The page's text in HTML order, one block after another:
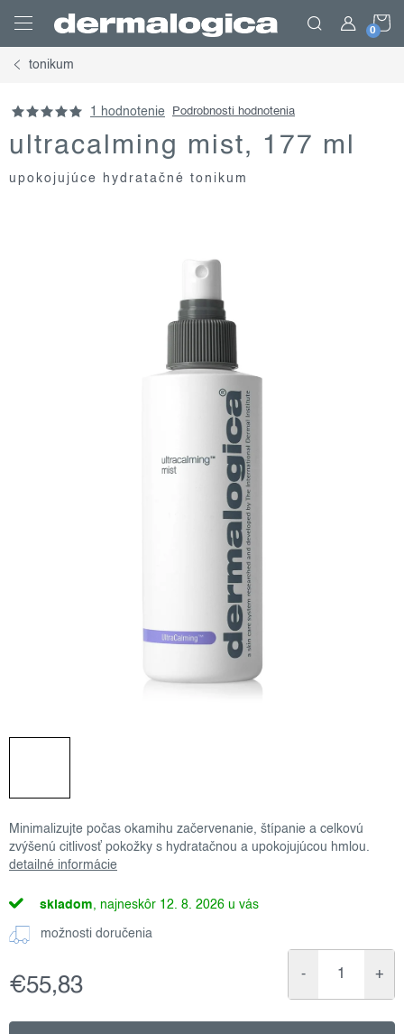
obsah
tonikum
1 hodnotenie Podrobnosti hodnotenia
ultracalming mist, 177 ml
upokojujúce hydratačné tonikum
Minimalizujte počas okamihu začervenanie, štípanie a celkovú
zvýšenú citlivosť pokožky s hydratačnou a upokojujúcou hmlou.
detailné informácie
skladom 12. 8. 2026
možnosti doručenia
€55,83
cena: